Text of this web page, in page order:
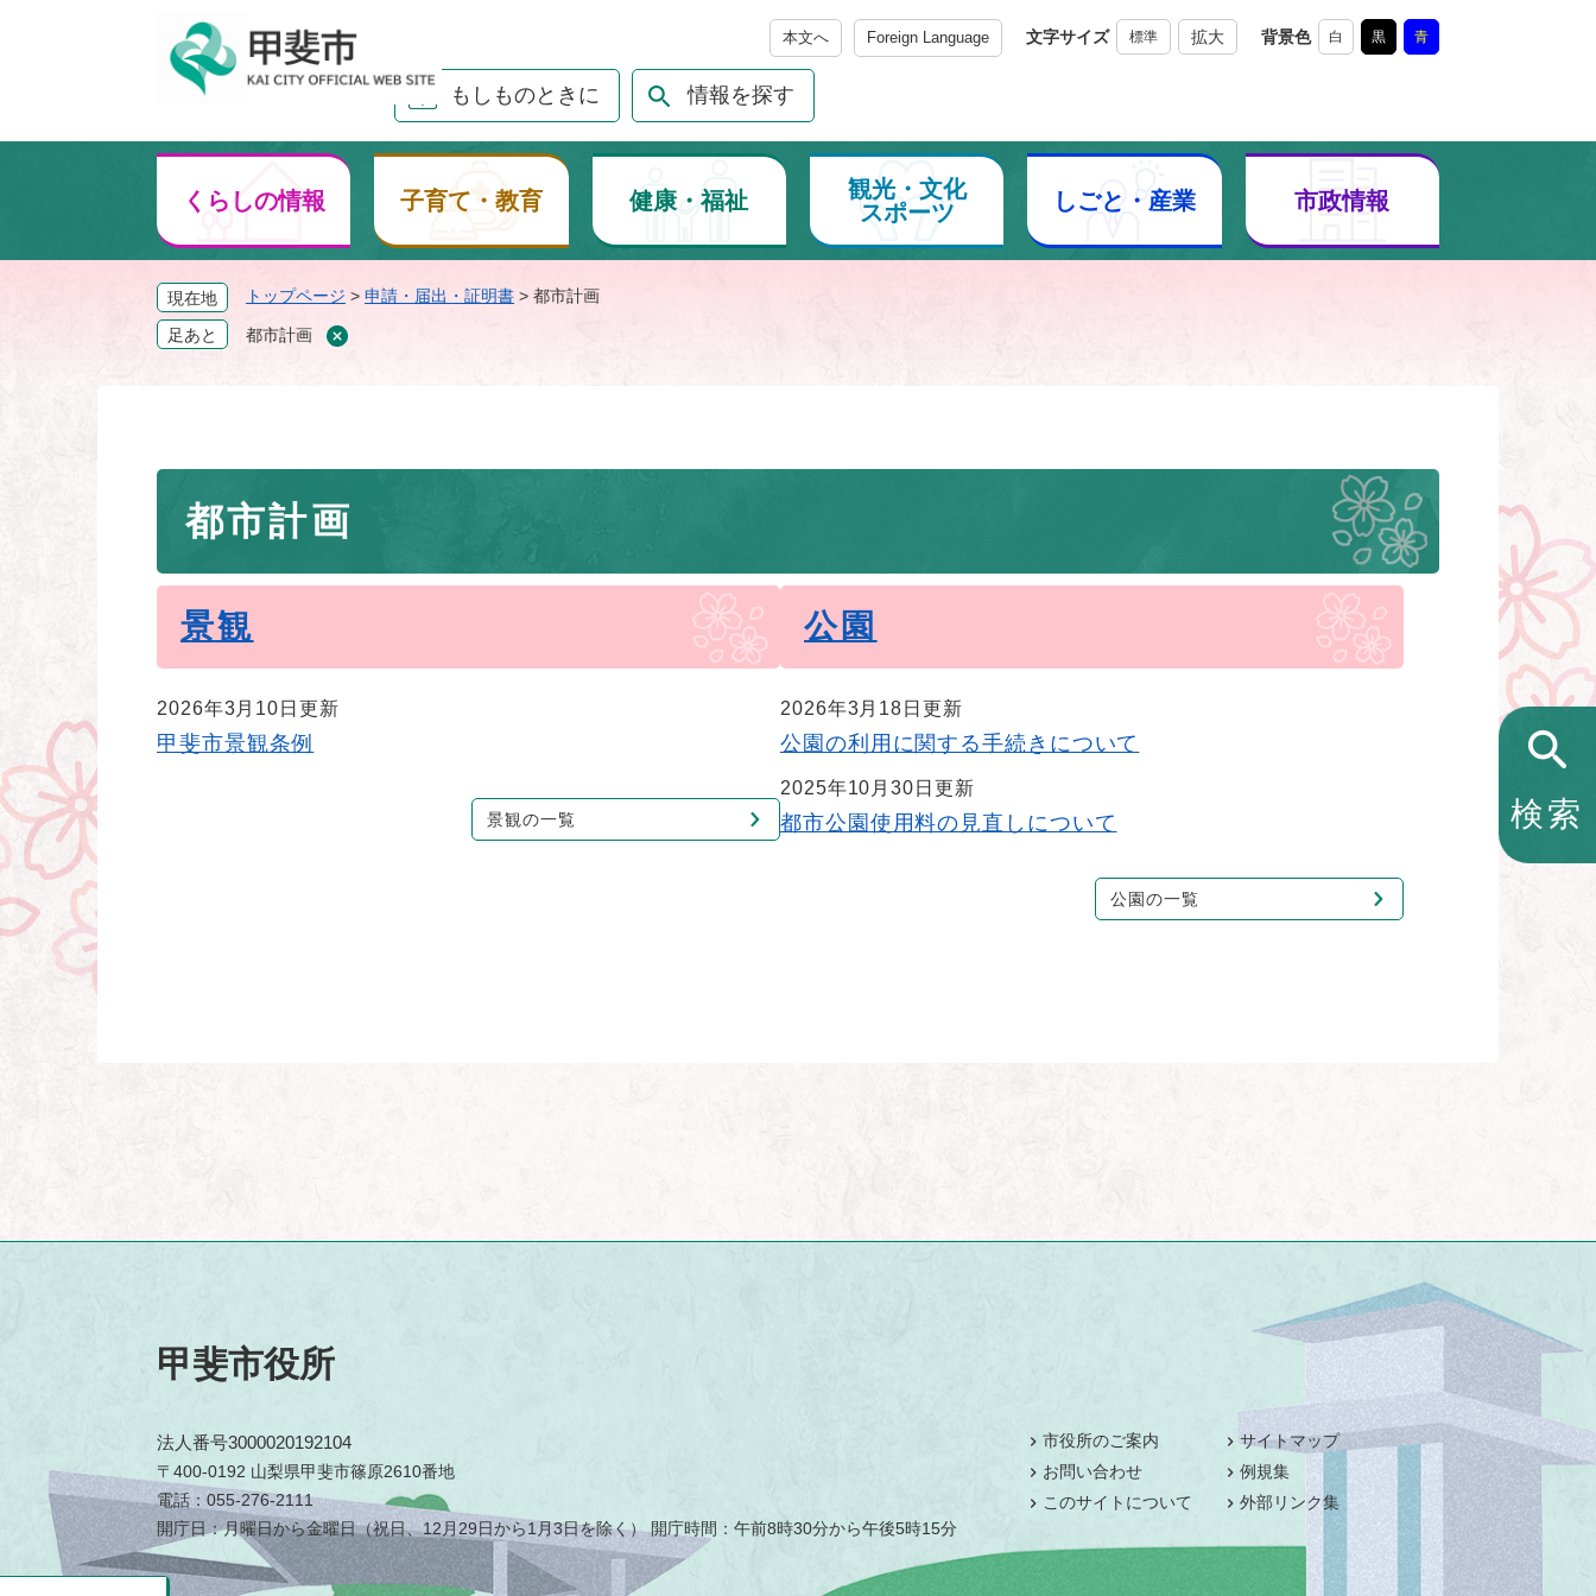
メニューを飛ばして本文へ
本文へ Foreign Language 文字サイズ 標準 拡大 背景色 白 黒 青
もしものときに 情報を探す
くらしの情報 子育て・教育 健康・福祉
観光・文化
スポーツ
しごと・産業 市政情報
検索
現在地 トップページ > 申請・届出・証明書 > 都市計画
足あと 都市計画
都市計画
景観
2026年3月10日更新
甲斐市景観条例
景観の一覧
公園
2026年3月18日更新
公園の利用に関する手続きについて
2025年10月30日更新
都市公園使用料の見直しについて
公園の一覧
甲斐市役所
法人番号3000020192104
〒400-0192 山梨県甲斐市篠原2610番地
電話：055-276-2111
開庁日：月曜日から金曜日（祝日、12月29日から1月3日を除く） 開庁時間：午前8時30分から午後5時15分
市役所のご案内
サイトマップ
お問い合わせ
例規集
このサイトについて
外部リンク集